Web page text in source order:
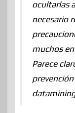
ocultarlas
necesario
muchos
Parece